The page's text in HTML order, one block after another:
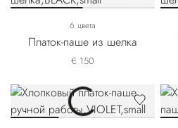
6 цвета
Платок-паше из шелка
€ 150